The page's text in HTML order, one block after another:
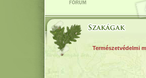
Természetvédelmi